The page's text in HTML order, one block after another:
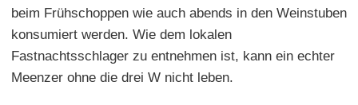
beim Frühschoppen wie auch abends in den Weinstuben
konsumiert werden. Wie dem lokalen
Fastnachtsschlager zu entnehmen ist, kann ein echter
Meenzer ohne die drei W nicht leben.